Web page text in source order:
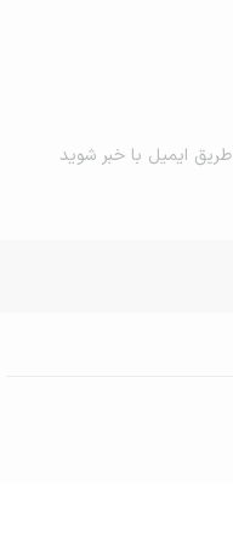
ایمیل با خبر شوید